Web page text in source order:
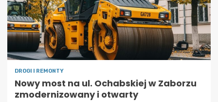
DROGI I REMONTY
Nowy most na ul. Ochabskiej w Zaborzu
zmodernizowany i otwarty